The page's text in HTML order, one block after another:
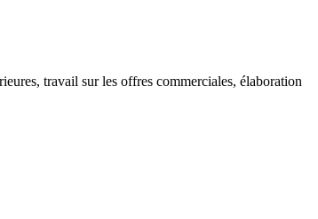
travail sur les offres commerciales, élaboration